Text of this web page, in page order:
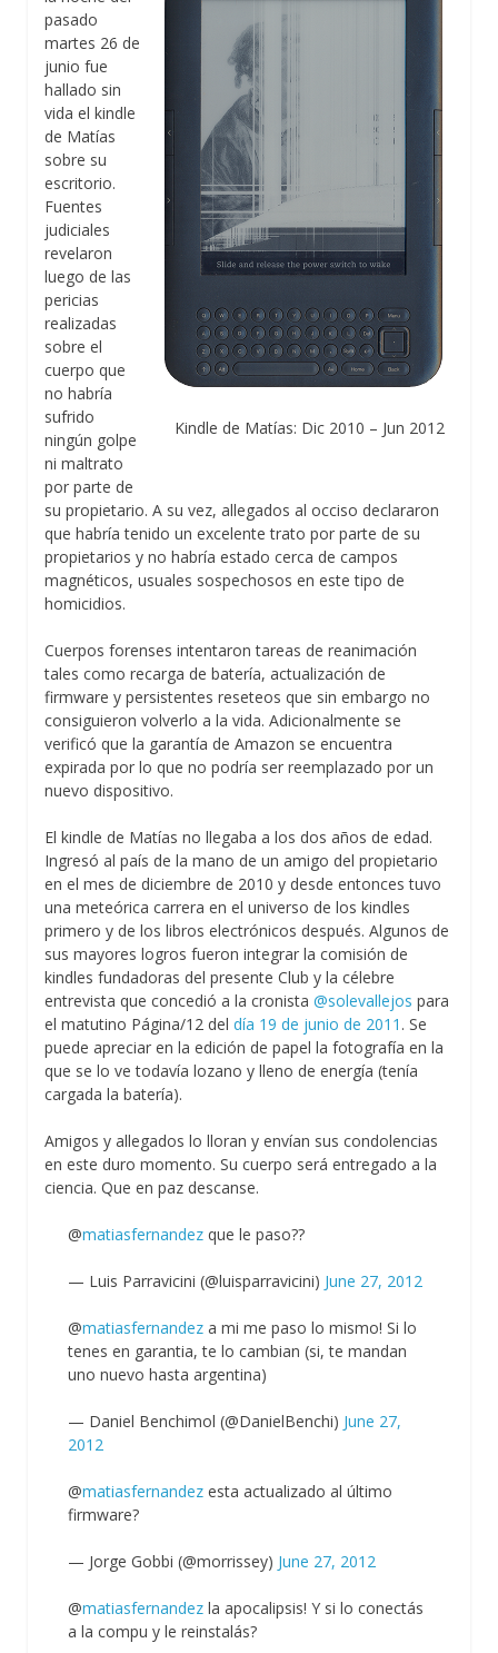
Kindle de Matías: Dic 2010 – Jun 2012
pasado
martes 26 de
junio fue
hallado sin
vida el kindle
de Matías
sobre su
escritorio.
Fuentes
judiciales
revelaron
luego de las
pericias
realizadas
sobre el
cuerpo que
no habría
sufrido
ningún golpe
ni maltrato
por parte de
su propietario. A su vez, allegados al occiso declararon
que habría tenido un excelente trato por parte de su
propietarios y no habría estado cerca de campos
magnéticos, usuales sospechosos en este tipo de
homicidios.
Cuerpos forenses intentaron tareas de reanimación
tales como recarga de batería, actualización de
firmware y persistentes reseteos que sin embargo no
consiguieron volverlo a la vida. Adicionalmente se
verificó que la garantía de Amazon se encuentra
expirada por lo que no podría ser reemplazado por un
nuevo dispositivo.
El kindle de Matías no llegaba a los dos años de edad.
Ingresó al país de la mano de un amigo del propietario
en el mes de diciembre de 2010 y desde entonces tuvo
una meteórica carrera en el universo de los kindles
primero y de los libros electrónicos después. Algunos de
sus mayores logros fueron integrar la comisión de
kindles fundadoras del presente Club y la célebre
entrevista que concedió a la cronista @solevallejos para
el matutino Página/12 del día 19 de junio de 2011 . Se
puede apreciar en la edición de papel la fotografía en la
que se lo ve todavía lozano y lleno de energía (tenía
cargada la batería).
Amigos y allegados lo lloran y envían sus condolencias
en este duro momento. Su cuerpo será entregado a la
ciencia. Que en paz descanse.
@matiasfernandez que le paso??
— Luis Parravicini (@luisparravicini) June 27, 2012
@matiasfernandez a mi me paso lo mismo! Si lo
tenes en garantia, te lo cambian (si, te mandan
uno nuevo hasta argentina)
— Daniel Benchimol (@DanielBenchi) June 27,
2012
@matiasfernandez esta actualizado al último
firmware?
— Jorge Gobbi (@morrissey) June 27, 2012
@matiasfernandez la apocalipsis! Y si lo conectás
a la compu y le reinstalás?